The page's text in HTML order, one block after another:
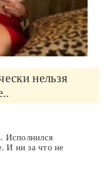
нельзя
Исполнился
И ни за что не